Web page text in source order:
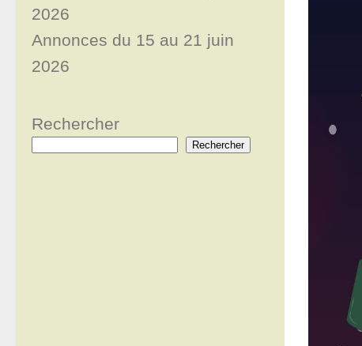
2026
Annonces du 15 au 21 juin
2026
Rechercher
Rechercher